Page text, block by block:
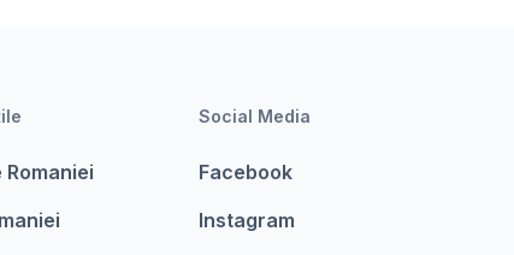
Social Media
Facebook
Instagram